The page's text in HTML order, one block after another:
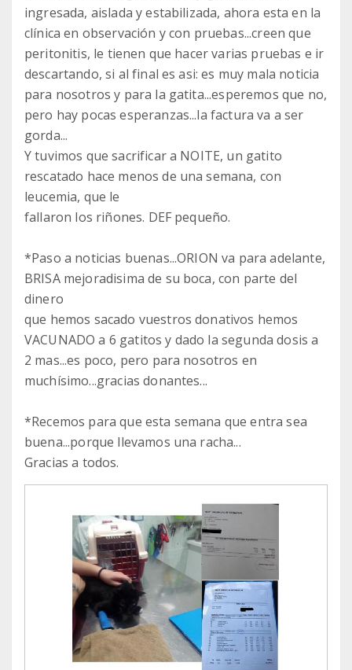
ingresada, aislada y estabilizada, ahora esta en la
clínica en observación y con pruebas...creen que
peritonitis, le tienen que hacer varias pruebas e ir
descartando, si al final es asi: es muy mala noticia
para nosotros y para la gatita...esperemos que no,
pero hay pocas esperanzas...la factura va a ser
gorda...
Y tuvimos que sacrificar a NOITE, un gatito
rescatado hace menos de una semana, con
leucemia, que le
fallaron los riñones. DEF pequeño.
*Paso a noticias buenas...ORION va para adelante,
BRISA mejoradisima de su boca, con parte del
dinero
que hemos sacado vuestros donativos hemos
VACUNADO a 6 gatitos y dado la segunda dosis a
2 mas...es poco, pero para nosotros en
muchísimo...gracias donantes...
*Recemos para que esta semana que entra sea
buena...porque llevamos una racha...
Gracias a todos.